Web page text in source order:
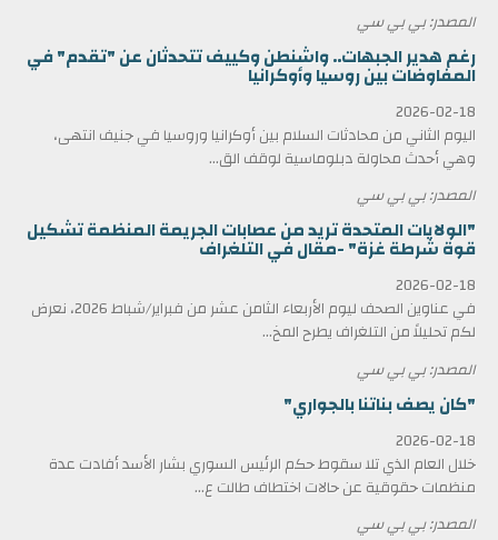
المصدر: بي بي سي
رغم هدير الجبهات.. واشنطن وكييف تتحدثان عن "تقدم" في
المفاوضات بين روسيا وأوكرانيا
2026-02-18
اليوم الثاني من محادثات السلام بين أوكرانيا وروسيا في جنيف انتهى،
وهي أحدث محاولة دبلوماسية لوقف الق...
المصدر: بي بي سي
"الولايات المتحدة تريد من عصابات الجريمة المنظمة تشكيل
قوة شرطة غزة" -مقال في التلغراف
2026-02-18
في عناوين الصحف ليوم الأربعاء الثامن عشر من فبراير/شباط 2026، نعرض
لكم تحليلاً من التلغراف يطرح المخ...
المصدر: بي بي سي
"كان يصف بناتنا بالجواري"
2026-02-18
خلال العام الذي تلا سقوط حكم الرئيس السوري بشار الأسد أفادت عدة
منظمات حقوقية عن حالات اختطاف طالت ع...
المصدر: بي بي سي